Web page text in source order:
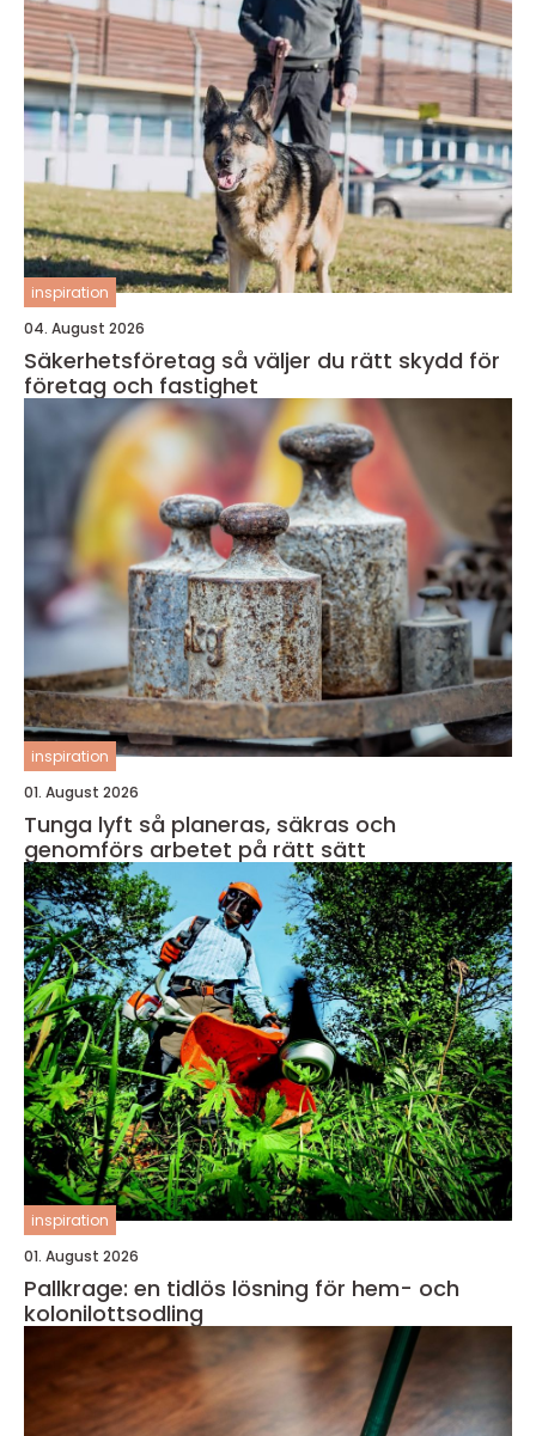
inspiration
04. August 2026
Säkerhetsföretag så väljer du rätt skydd för
företag och fastighet
inspiration
01. August 2026
Tunga lyft så planeras, säkras och
genomförs arbetet på rätt sätt
inspiration
01. August 2026
Pallkrage: en tidlös lösning för hem- och
kolonilottsodling